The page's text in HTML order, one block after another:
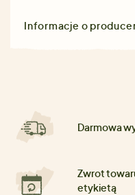
Informacje o
Darmowa
Zwrot
etykietą